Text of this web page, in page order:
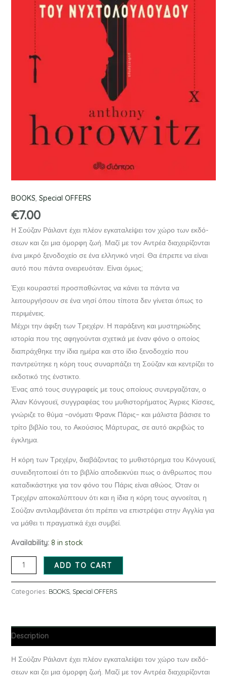
BOOKS, Special OFFERS
€7.00
Η Σούζαν Ράιλαντ έχει πλέον εγκαταλείψει τον χώρο των εκδό­­
σεων και ζει μια όμορφη ζωή. Μαζί με τον Αντρέα διαχειρίζονται
ένα μικρό ξενοδοχείο σε ένα ελληνικό νησί. Θα έπρεπε να είναι
αυτό που πάντα ονειρευόταν. Είναι όμως;
Έχει κουραστεί προσπαθώντας να κάνει τα πάντα να
λειτουργήσουν σε ένα νησί όπου τίποτα δεν γίνεται όπως το
περιμένεις.
Μέχρι την άφιξη των Τρεχέρν. Η παράξενη και μυστηριώδης
ιστορία που της αφηγούνται σχετικά με έναν φόνο ο οποίος
διαπράχθηκε την ίδια ημέρα και στο ίδιο ξενοδοχείο που
παντρεύτηκε η κόρη τους συναρπάζει τη Σούζαν και κεντρίζει το
εκδοτικό της ένστικτο.
Ένας από τους συγγραφείς με τους οποίους συνεργαζόταν, ο
Άλαν Κόνγουεϊ, συγγραφέας του μυθιστορήματος Άγριες Κίσσες,
γνώριζε το θύμα –ονόματι Φρανκ Πάρις– και μάλιστα βάσισε το
τρίτο βιβλίο του, το Ακούσιος Μάρτυρας, σε αυτό ακριβώς το
έγκλημα.
Η κόρη των Τρεχέρν, διαβάζοντας το μυθιστόρημα του Κόνγουεϊ,
συνειδητοποιεί ότι το βιβλίο αποδεικνύει πως ο άνθρωπος που
καταδικάστηκε για τον φόνο του Πάρις είναι αθώος. Όταν οι
Τρεχέρν αποκαλύπτουν ότι και η ίδια η κόρη τους αγνοείται, η
Σούζαν αντιλαμβάνεται ότι πρέπει να επιστρέψει στην Αγγλία για
να μάθει τι πραγματικά έχει συμβεί.
Availability: 8 in stock
ADD TO CART
Categories: BOOKS, Special OFFERS
Description
Η Σούζαν Ράιλαντ έχει πλέον εγκαταλείψει τον χώρο των εκδό­­
σεων και ζει μια όμορφη ζωή. Μαζί με τον Αντρέα διαχειρίζονται